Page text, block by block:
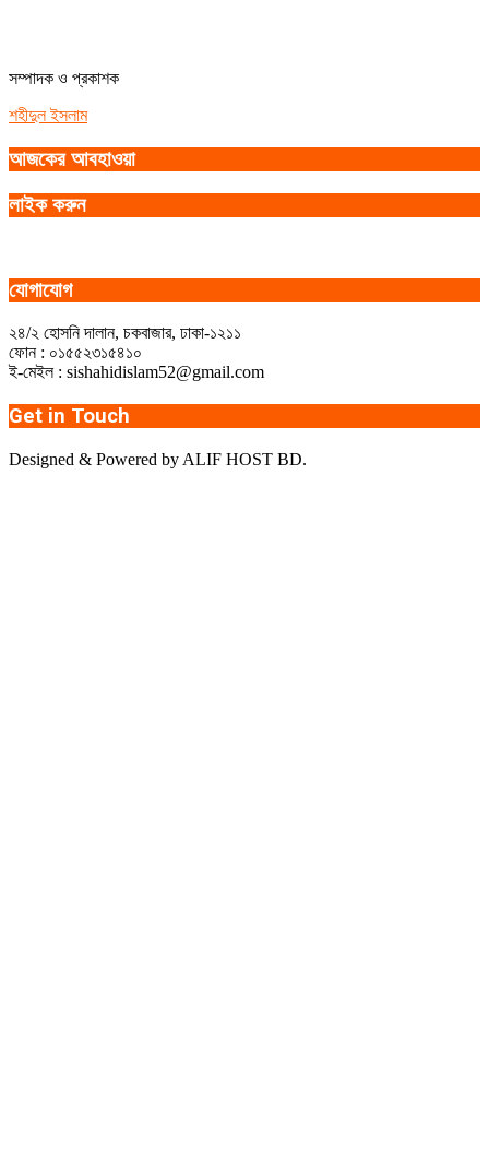
সম্পাদক ও প্রকাশক
শহীদুল ইসলাম
আজকের আবহাওয়া
লাইক করুন
যোগাযোগ
২৪/২ হোসনি দালান, চকবাজার, ঢাকা-১২১১
ফোন : ০১৫৫২৩১৫৪১০
ই-মেইল : sishahidislam52@gmail.com
Get in Touch
Designed & Powered by ALIF HOST BD.